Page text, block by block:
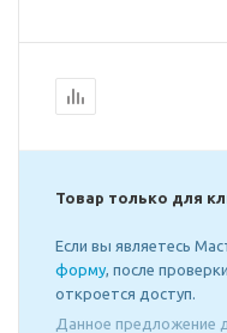
Товар только для
Если вы являетесь
форму, после
откроется доступ.
Данное предложение